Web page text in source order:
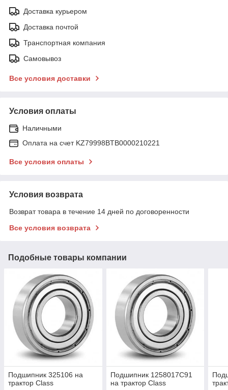
Доставка курьером
Доставка почтой
Транспортная компания
Самовывоз
Все условия доставки
Условия оплаты
Наличными
Оплата на счет KZ79998BTB0000210221
Все условия оплаты
Условия возврата
Возврат товара в течение 14 дней по договоренности
Все условия возврата
Подобные товары компании
Подшипник 325106 на
трактор Class
Подшипник 1258017C91
на трактор Class